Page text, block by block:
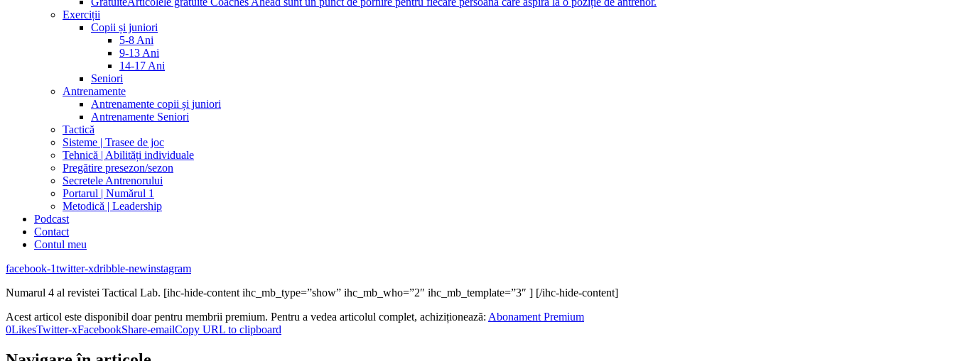
Exerciții
Copii și juniori
5-8 Ani
9-13 Ani
14-17 Ani
Seniori
Antrenamente
Antrenamente copii și juniori
Antrenamente Seniori
Tactică
Sisteme | Trasee de joc
Tehnică | Abilități individuale
Pregătire presezon/sezon
Secretele Antrenorului
Portarul | Numărul 1
Metodică | Leadership
Podcast
Contact
Contul meu
facebook-1twitter-xdribble-newinstagram
Numarul 4 al revistei Tactical Lab. [ihc-hide-content ihc_mb_type=”show” ihc_mb_who=”2″ ihc_mb_template=”3″ ] [/ihc-hide-content]
Acest articol este disponibil doar pentru membrii premium. Pentru a vedea articolul complet, achiziționează: Abonament Premium
0LikesTwitter-xFacebookShare-emailCopy URL to clipboard